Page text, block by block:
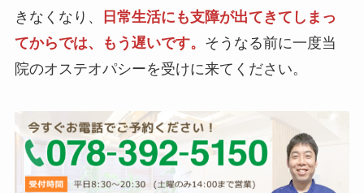
きなくなり、
日常生活にも支障が出てきてしまっ
てからでは、もう遅いです。 そうなる前に一度当
院のオステオパシーを受けに来てください。